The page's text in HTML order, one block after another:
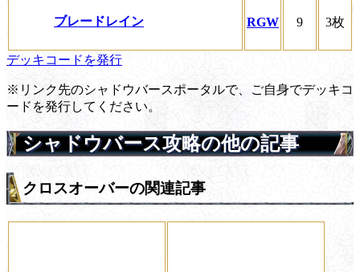
ブレードレイン RGW 9 3枚
デッキコードを発行
※リンク先のシャドウバースポータルで、ご自身でデッキコ
ードを発行してください。
シャドウバース攻略の他の記事
クロスオーバーの関連記事